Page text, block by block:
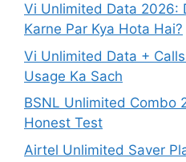
Vi Unlimited Data 2026:
Karne Par Kya Hota Hai?
Vi Unlimited Data +
Usage Ka Sach
BSNL Unlimited Combo
Honest Test
Airtel Unlimited Saver